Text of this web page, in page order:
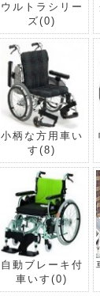
ウルトラシリー
ズ(0)
小柄な方用車い
す(8)
自動ブレーキ付
車いす(0)